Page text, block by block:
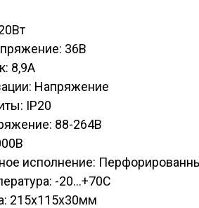
36В
8,9А
Напряжение
IP20
88-264В
исполнение:
-20...+70С
215х115х30мм